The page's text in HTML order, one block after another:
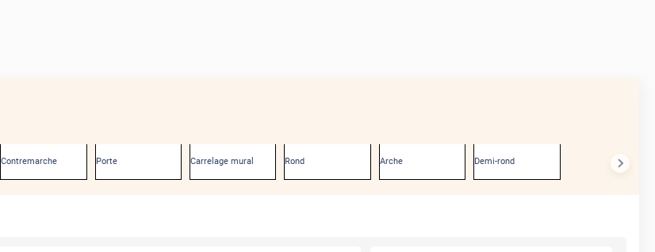
Contremarche Porte Carrelage mural Rond Arche Demi-rond